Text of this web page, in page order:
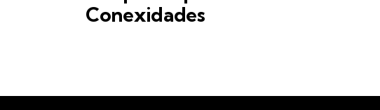
Conexidades